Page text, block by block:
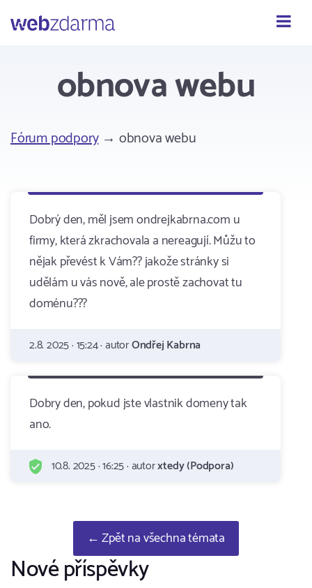
Webzdarma
obnova webu
Fórum podpory→ obnova webu
Dobrý den, měl jsem ondrejkabrna.com u
firmy, která zkrachovala a nereagují. Můžu to
nějak převést k Vám?? jakože stránky si
udělám u vás nově, ale prostě zachovat tu
doménu???
2.8. 2025 · 15:24 · autorOndřej Kabrna
Dobry den, pokud jste vlastnik domeny tak
ano.
10.8. 2025 · 16:25 · autorxtedy (Podpora)
← Zpět na všechna témata
Nové příspěvky